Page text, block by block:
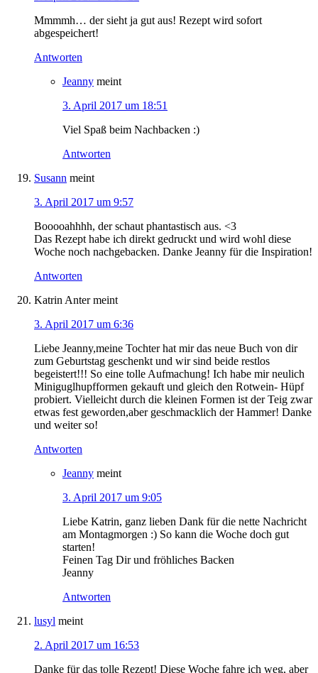
Mmmmh… der sieht ja gut aus! Rezept wird sofort
abgespeichert!
Antworten
Jeanny meint
3. April 2017 um 18:51
Viel Spaß beim Nachbacken :)
Antworten
Susann meint
3. April 2017 um 9:57
Booooahhhh, der schaut phantastisch aus. <3
Das Rezept habe ich direkt gedruckt und wird wohl diese
Woche noch nachgebacken. Danke Jeanny für die Inspiration!
Antworten
Katrin Anter meint
3. April 2017 um 6:36
Liebe Jeanny,meine Tochter hat mir das neue Buch von dir
zum Geburtstag geschenkt und wir sind beide restlos
begeistert!!! So eine tolle Aufmachung! Ich habe mir neulich
Miniguglhupfformen gekauft und gleich den Rotwein- Hüpf
probiert. Vielleicht durch die kleinen Formen ist der Teig zwar
etwas fest geworden,aber geschmacklich der Hammer! Danke
und weiter so!
Antworten
Jeanny meint
3. April 2017 um 9:05
Liebe Katrin, ganz lieben Dank für die nette Nachricht
am Montagmorgen :) So kann die Woche doch gut
starten!
Feinen Tag Dir und fröhliches Backen
Jeanny
Antworten
lusyl meint
2. April 2017 um 16:53
Danke für das tolle Rezept! Diese Woche fahre ich weg, aber